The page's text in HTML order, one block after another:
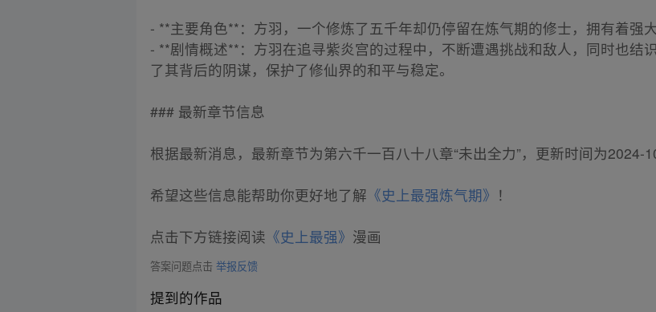
- **主要角色**：方羽，一个修炼了五千年却仍停留在炼气期的修士，拥有着强大
- **剧情概述**：方羽在追寻紫炎宫的过程中，不断遭遇挑战和敌人，同时也结
了其背后的阴谋，保护了修仙界的和平与稳定。
### 最新章节信息
根据最新消息，最新章节为第六千一百八十八章“未出全力”，更新时间为2024-
希望这些信息能帮助你更好地了解 《史上最强炼气期》 ！
点击下方链接阅读 《史上最强》 漫画
答案问题点击举报反馈
提到的作品